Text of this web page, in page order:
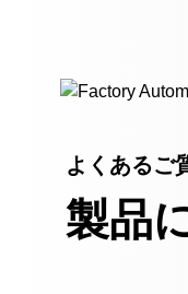
よくあるご
製品